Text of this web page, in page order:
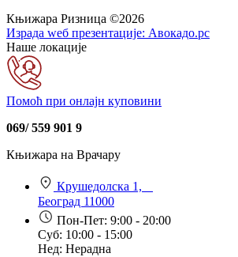
Књижара Ризница ©️2026
Израда wеб презентације: Авокадо.рс
Наше локације
Помоћ при онлајн куповини
069/ 559 901 9
Књижара на Врачару
Крушедолска 1,
Београд 11000
Пон-Пет: 9:00 - 20:00
Суб: 10:00 - 15:00
Нед: Нерадна